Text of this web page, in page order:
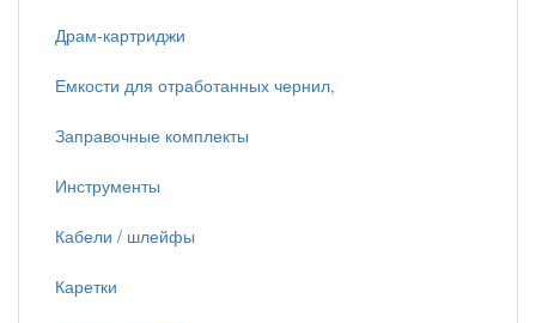
Драм-картриджи
Емкости для отработанных чернил,
Заправочные комплекты
Инструменты
Кабели / шлейфы
Каретки